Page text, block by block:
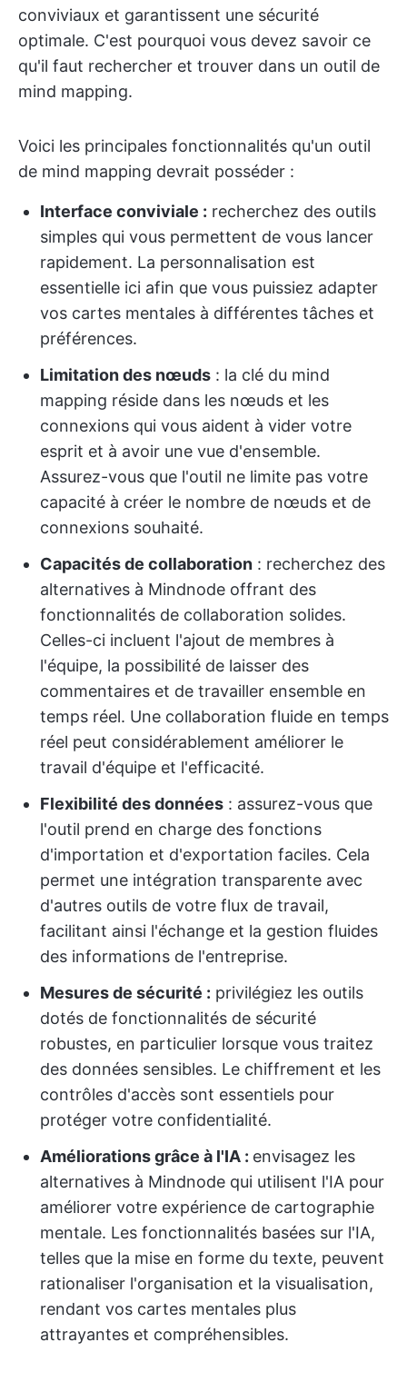
conviviaux et garantissent une sécurité
optimale. C'est pourquoi vous devez savoir ce
qu'il faut rechercher et trouver dans un outil de
mind mapping.
Voici les principales fonctionnalités qu'un outil
de mind mapping devrait posséder :
Interface conviviale : recherchez des outils
simples qui vous permettent de vous lancer
rapidement. La personnalisation est
essentielle ici afin que vous puissiez adapter
vos cartes mentales à différentes tâches et
préférences.
Limitation des nœuds : la clé du mind
mapping réside dans les nœuds et les
connexions qui vous aident à vider votre
esprit et à avoir une vue d'ensemble.
Assurez-vous que l'outil ne limite pas votre
capacité à créer le nombre de nœuds et de
connexions souhaité.
Capacités de collaboration : recherchez des
alternatives à Mindnode offrant des
fonctionnalités de collaboration solides.
Celles-ci incluent l'ajout de membres à
l'équipe, la possibilité de laisser des
commentaires et de travailler ensemble en
temps réel. Une collaboration fluide en temps
réel peut considérablement améliorer le
travail d'équipe et l'efficacité.
Flexibilité des données : assurez-vous que
l'outil prend en charge des fonctions
d'importation et d'exportation faciles. Cela
permet une intégration transparente avec
d'autres outils de votre flux de travail,
facilitant ainsi l'échange et la gestion fluides
des informations de l'entreprise.
Mesures de sécurité : privilégiez les outils
dotés de fonctionnalités de sécurité
robustes, en particulier lorsque vous traitez
des données sensibles. Le chiffrement et les
contrôles d'accès sont essentiels pour
protéger votre confidentialité.
Améliorations grâce à l'IA : envisagez les
alternatives à Mindnode qui utilisent l'IA pour
améliorer votre expérience de cartographie
mentale. Les fonctionnalités basées sur l'IA,
telles que la mise en forme du texte, peuvent
rationaliser l'organisation et la visualisation,
rendant vos cartes mentales plus
attrayantes et compréhensibles.